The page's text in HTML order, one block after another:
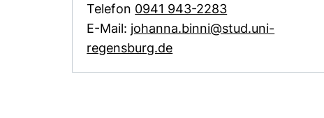
Telefon 0941 943-2283
E-Mail: johanna.binni@stud.uni-
regensburg.de(öffnet Ihr E-Mail-